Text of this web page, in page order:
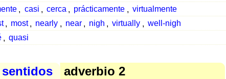
, casi , cerca , prácticamente , virtualmente
, most , nearly , near , nigh , virtually , well-nigh
, quasi
sentidos adverbio 2